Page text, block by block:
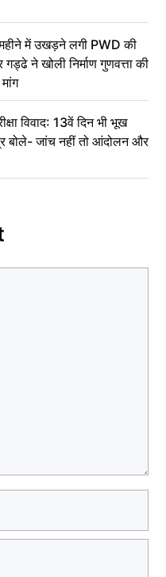
में उखड़ने लगी PWD की
ने खोली निर्माण गुणवत्ता की
विवाद: 13वें दिन भी भूख
बोले- जांच नहीं तो आंदोलन और